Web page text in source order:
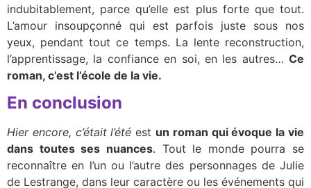
indubitablement, parce qu’elle est plus forte que tout.
L’amour insoupçonné qui est parfois juste sous nos
yeux, pendant tout ce temps. La lente reconstruction,
l’apprentissage, la confiance en soi, en les autres… Ce
roman, c’est l’école de la vie.
En conclusion
Hier encore, c’était l’été est un roman qui évoque la vie
dans toutes ses nuances. Tout le monde pourra se
reconnaître en l’un ou l’autre des personnages de Julie
de Lestrange, dans leur caractère ou les événements qui